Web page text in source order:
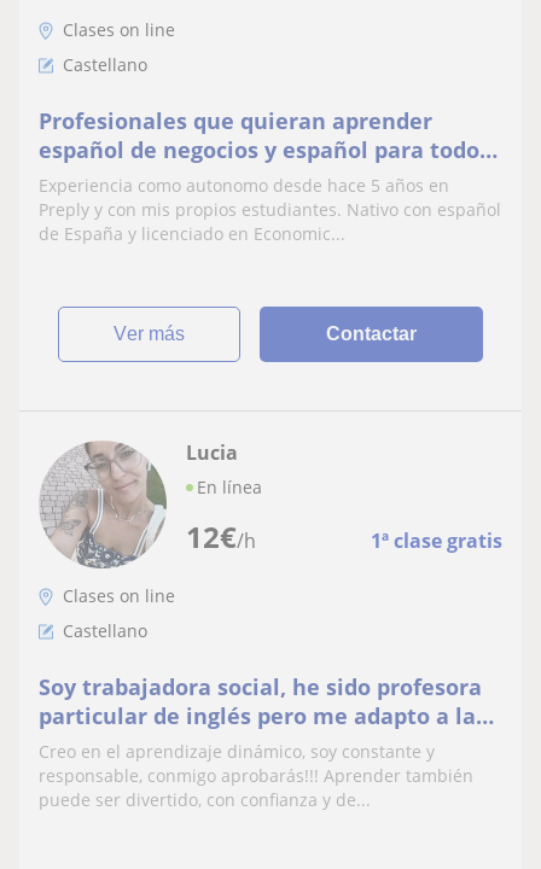
Clases on line
Castellano
Profesionales que quieran aprender
español de negocios y español para todos
los niveles
Experiencia como autonomo desde hace 5 años en
Preply y con mis propios estudiantes. Nativo con español
de España y licenciado en Economic...
ver más Contactar
12€/h 1ª clase gratis
Lucia
En línea
Clases on line
Castellano
Soy trabajadora social, he sido profesora
particular de inglés pero me adapto a la
materia que sea necesaria.
Creo en el aprendizaje dinámico, soy constante y
responsable, conmigo aprobarás!!! Aprender también
puede ser divertido, con confianza y de...